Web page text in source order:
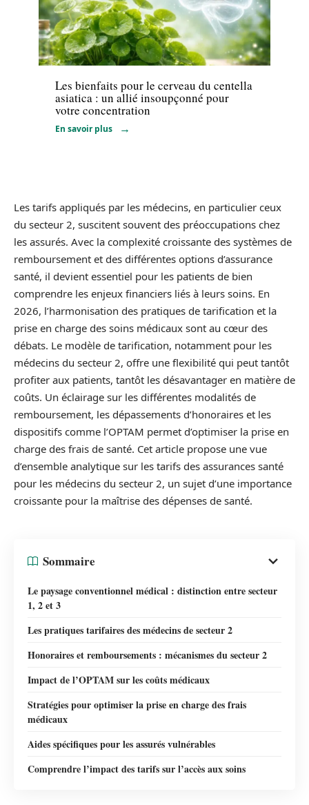
Santé
Les bienfaits pour le cerveau du centella
asiatica : un allié insoupçonné pour
votre concentration
En savoir plus
Les tarifs appliqués par les médecins, en particulier ceux
du secteur 2, suscitent souvent des préoccupations chez
les assurés. Avec la complexité croissante des systèmes de
remboursement et des différentes options d’assurance
santé, il devient essentiel pour les patients de bien
comprendre les enjeux financiers liés à leurs soins. En
2026, l’harmonisation des pratiques de tarification et la
prise en charge des soins médicaux sont au cœur des
débats. Le modèle de tarification, notamment pour les
médecins du secteur 2, offre une flexibilité qui peut tantôt
profiter aux patients, tantôt les désavantager en matière de
coûts. Un éclairage sur les différentes modalités de
remboursement, les dépassements d’honoraires et les
dispositifs comme l’OPTAM permet d’optimiser la prise en
charge des frais de santé. Cet article propose une vue
d’ensemble analytique sur les tarifs des assurances santé
pour les médecins du secteur 2, un sujet d’une importance
croissante pour la maîtrise des dépenses de santé.
Sommaire
Le paysage conventionnel médical : distinction entre secteur
1, 2 et 3
Les pratiques tarifaires des médecins de secteur 2
Honoraires et remboursements : mécanismes du secteur 2
Impact de l’OPTAM sur les coûts médicaux
Stratégies pour optimiser la prise en charge des frais
médicaux
Aides spécifiques pour les assurés vulnérables
Comprendre l’impact des tarifs sur l’accès aux soins